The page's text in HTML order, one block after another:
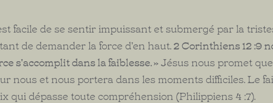
facile de se sentir impuissant et submergé par la
de demander la force d'en haut.2 Corinthiens 12 :9
s'accomplit dans la faiblesse. »Jésus nous promet
nous et nous portera dans les moments difficiles. Le
qui dépasse toute compréhension (Philippiens 4 :7).